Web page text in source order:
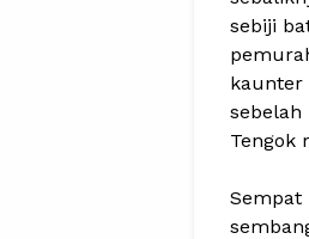
sebiji
kaunter
sebelah
Tengok
Sempat